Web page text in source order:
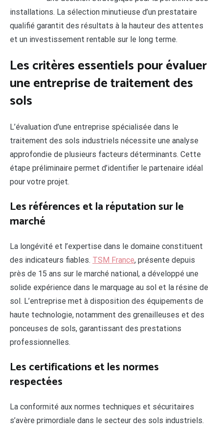
installations. La sélection minutieuse d’un prestataire
qualifié garantit des résultats à la hauteur des attentes
et un investissement rentable sur le long terme.
Les critères essentiels pour évaluer
une entreprise de traitement des
sols
L’évaluation d’une entreprise spécialisée dans le
traitement des sols industriels nécessite une analyse
approfondie de plusieurs facteurs déterminants. Cette
étape préliminaire permet d’identifier le partenaire idéal
pour votre projet.
Les références et la réputation sur le
marché
La longévité et l’expertise dans le domaine constituent
des indicateurs fiables. TSM France, présente depuis
près de 15 ans sur le marché national, a développé une
solide expérience dans le marquage au sol et la résine de
sol. L’entreprise met à disposition des équipements de
haute technologie, notamment des grenailleuses et des
ponceuses de sols, garantissant des prestations
professionnelles.
Les certifications et les normes
respectées
La conformité aux normes techniques et sécuritaires
s’avère primordiale dans le secteur des sols industriels.